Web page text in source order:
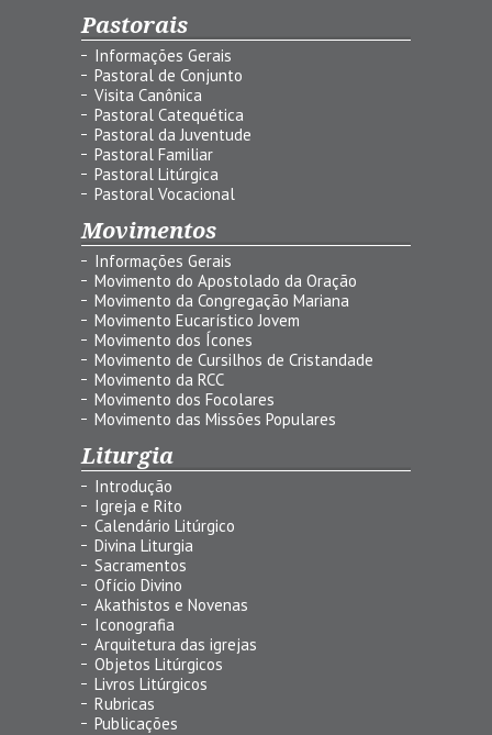
Pastorais
Informações Gerais
Pastoral de Conjunto
Visita Canônica
Pastoral Catequética
Pastoral da Juventude
Pastoral Familiar
Pastoral Litúrgica
Pastoral Vocacional
Movimentos
Informações Gerais
Movimento do Apostolado da Oração
Movimento da Congregação Mariana
Movimento Eucarístico Jovem
Movimento dos Ícones
Movimento de Cursilhos de Cristandade
Movimento da RCC
Movimento dos Focolares
Movimento das Missões Populares
Liturgia
Introdução
Igreja e Rito
Calendário Litúrgico
Divina Liturgia
Sacramentos
Ofício Divino
Akathistos e Novenas
Iconografia
Arquitetura das igrejas
Objetos Litúrgicos
Livros Litúrgicos
Rubricas
Publicações